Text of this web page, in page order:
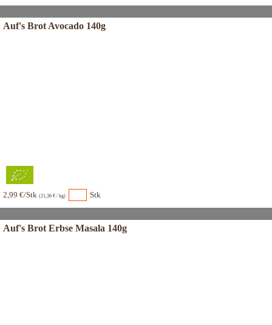
Auf's Brot Avocado 140g
2,99 €/Stk (21,36 € / kg) Stk
Auf's Brot Erbse Masala 140g